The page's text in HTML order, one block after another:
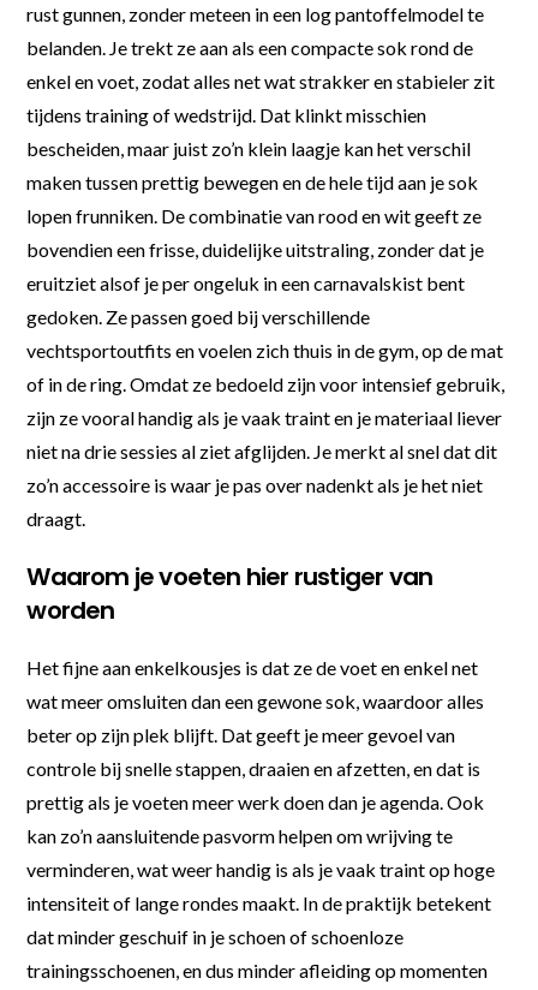
rust gunnen, zonder meteen in een log pantoffelmodel te
belanden. Je trekt ze aan als een compacte sok rond de
enkel en voet, zodat alles net wat strakker en stabieler zit
tijdens training of wedstrijd. Dat klinkt misschien
bescheiden, maar juist zo’n klein laagje kan het verschil
maken tussen prettig bewegen en de hele tijd aan je sok
lopen frunniken. De combinatie van rood en wit geeft ze
bovendien een frisse, duidelijke uitstraling, zonder dat je
eruitziet alsof je per ongeluk in een carnavalskist bent
gedoken. Ze passen goed bij verschillende
vechtsportoutfits en voelen zich thuis in de gym, op de mat
of in de ring. Omdat ze bedoeld zijn voor intensief gebruik,
zijn ze vooral handig als je vaak traint en je materiaal liever
niet na drie sessies al ziet afglijden. Je merkt al snel dat dit
zo’n accessoire is waar je pas over nadenkt als je het niet
draagt.
Waarom je voeten hier rustiger van
worden
Het fijne aan enkelkousjes is dat ze de voet en enkel net
wat meer omsluiten dan een gewone sok, waardoor alles
beter op zijn plek blijft. Dat geeft je meer gevoel van
controle bij snelle stappen, draaien en afzetten, en dat is
prettig als je voeten meer werk doen dan je agenda. Ook
kan zo’n aansluitende pasvorm helpen om wrijving te
verminderen, wat weer handig is als je vaak traint op hoge
intensiteit of lange rondes maakt. In de praktijk betekent
dat minder geschuif in je schoen of schoenloze
trainingsschoenen, en dus minder afleiding op momenten